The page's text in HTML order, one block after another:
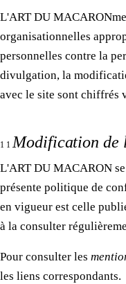
L'ART DU MACARON
organisationnelles
personnelles contre la
divulgation, la
avec le site sont chiffrés
11 Modification de
L'ART DU MACARON
présente politique de
en vigueur est celle
à la consulter
Pour consulter les
les liens correspondants.